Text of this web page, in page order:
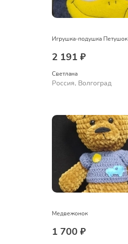
Игрушка-подушка Петушок
2 191 ₽
Светлана
Россия, Волгоград
Медвежонок
1 700 ₽